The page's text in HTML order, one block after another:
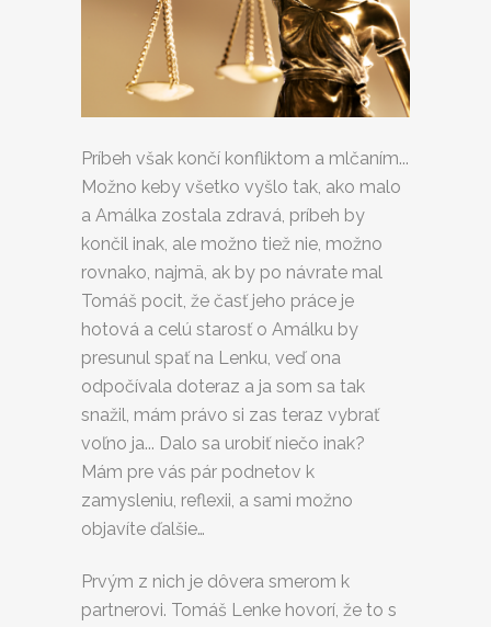
Príbeh však končí konfliktom a mlčaním...
Možno keby všetko vyšlo tak, ako malo
a Amálka zostala zdravá, príbeh by
končil inak, ale možno tiež nie, možno
rovnako, najmä, ak by po návrate mal
Tomáš pocit, že časť jeho práce je
hotová a celú starosť o Amálku by
presunul spať na Lenku, veď ona
odpočívala doteraz a ja som sa tak
snažil, mám právo si zas teraz vybrať
voľno ja... Dalo sa urobiť niečo inak?
Mám pre vás pár podnetov k
zamysleniu, reflexii, a sami možno
objavíte ďalšie…
Prvým z nich je dôvera smerom k
partnerovi. Tomáš Lenke hovorí, že to s